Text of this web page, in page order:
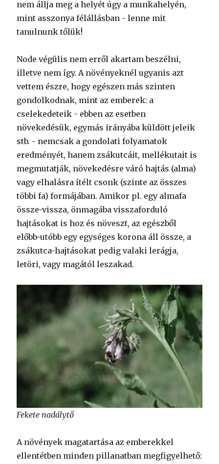
nem állja meg a helyét úgy a munkahelyén,
mint asszonya félállásban - lenne mit
tanulnunk tőlük!
Node végülis nem erről akartam beszélni,
illetve nem így. A növényeknél ugyanis azt
vettem észre, hogy egészen más szinten
gondolkodnak, mint az emberek: a
cselekedeteik - ebben az esetben
növekedésük, egymás irányába küldött jeleik
stb. - nemcsak a gondolati folyamatok
eredményét, hanem zsákutcáit, mellékutait is
megmutatják, növekedésre váró hajtás (alma)
vagy elhalásra ítélt csonk (szinte az összes
többi fa) formájában. Amikor pl. egy almafa
össze-vissza, önmagába visszaforduló
hajtásokat is hoz és növeszt, az egészből
előbb-utóbb egy egységes korona áll össze, a
zsákutca-hajtásokat pedig valaki lerágja,
letöri, vagy magától leszakad.
Fekete nadálytő
A növények magatartása az emberekkel
ellentétben minden pillanatban megfigyelhető: